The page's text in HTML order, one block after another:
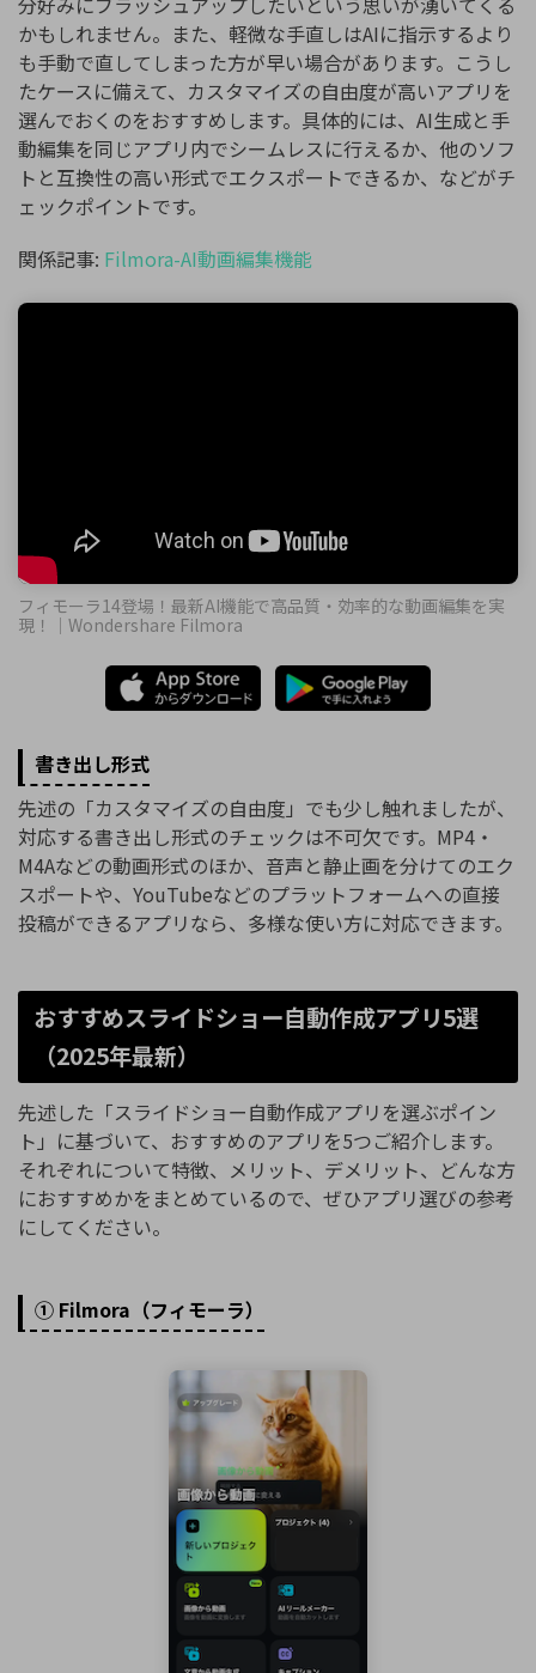
かもしれません。また、軽微な手直しはAIに指示するより
も手動で直してしまった方が早い場合があります。こうし
たケースに備えて、カスタマイズの自由度が高いアプリを
選んでおくのをおすすめします。具体的には、AI生成と手
動編集を同じアプリ内でシームレスに行えるか、他のソフ
トと互換性の高い形式でエクスポートできるか、などがチ
ェックポイントです。
関係記事: Filmora-AI動画編集機能
フィモーラ14登場！最新AI機能で高品質・効率的な動画編集を実
現！｜Wondershare Filmora
書き出し形式
先述の「カスタマイズの自由度」でも少し触れましたが、
対応する書き出し形式のチェックは不可欠です。MP4・
M4Aなどの動画形式のほか、音声と静止画を分けてのエク
スポートや、YouTubeなどのプラットフォームへの直接
投稿ができるアプリなら、多様な使い方に対応できます。
おすすめスライドショー自動作成アプリ5選
（2025年最新）
先述した「スライドショー自動作成アプリを選ぶポイン
ト」に基づいて、おすすめのアプリを5つご紹介します。
それぞれについて特徴、メリット、デメリット、どんな方
におすすめかをまとめているので、ぜひアプリ選びの参考
にしてください。
① Filmora（フィモーラ）